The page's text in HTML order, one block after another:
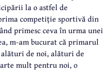
la o astfel de
competiție sportivă din
primesc ceva în urma unei
m-am bucurat că primarul
de noi, alături de
mult pentru noi, o